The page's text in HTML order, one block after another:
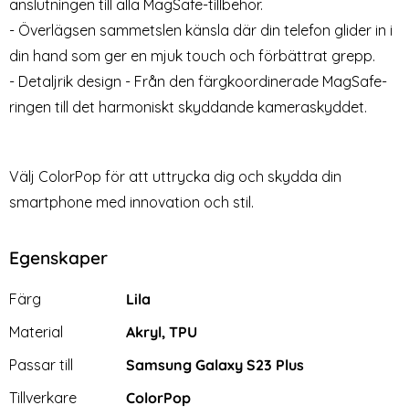
anslutningen till alla MagSafe-tillbehör.
- Överlägsen sammetslen känsla där din telefon glider in i
din hand som ger en mjuk touch och förbättrat grepp.
- Detaljrik design - Från den färgkoordinerade MagSafe-
ringen till det harmoniskt skyddande kameraskyddet.
Välj ColorPop för att uttrycka dig och skydda din
smartphone med innovation och stil.
Egenskaper
Egenskaper/attribut för denna produkt
Attribut
Färg
Lila
Material
Akryl, TPU
Passar till
Samsung Galaxy S23 Plus
Tillverkare
ColorPop